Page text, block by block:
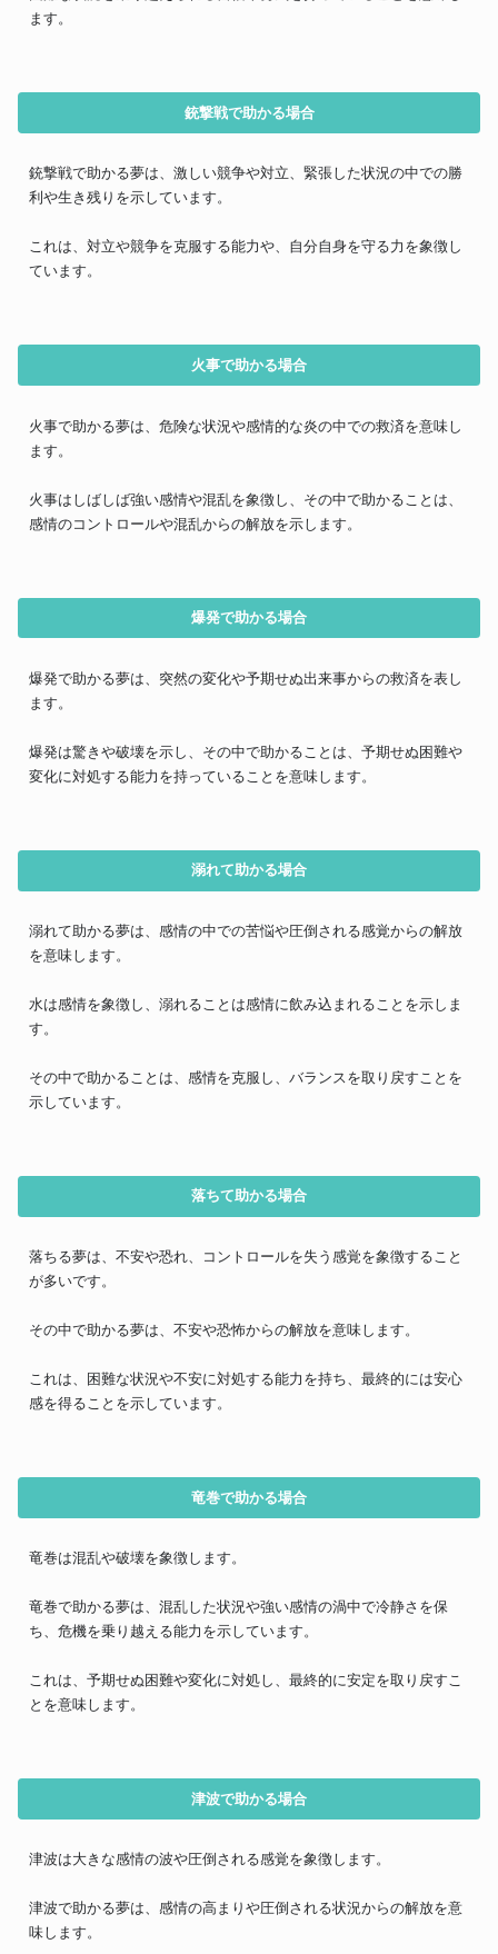
ます。
銃撃戦で助かる場合
銃撃戦で助かる夢は、激しい競争や対立、緊張した状況の中での勝
利や生き残りを示しています。
これは、対立や競争を克服する能力や、自分自身を守る力を象徴し
ています。
火事で助かる場合
火事で助かる夢は、危険な状況や感情的な炎の中での救済を意味し
ます。
火事はしばしば強い感情や混乱を象徴し、その中で助かることは、
感情のコントロールや混乱からの解放を示します。
爆発で助かる場合
爆発で助かる夢は、突然の変化や予期せぬ出来事からの救済を表し
ます。
爆発は驚きや破壊を示し、その中で助かることは、予期せぬ困難や
変化に対処する能力を持っていることを意味します。
溺れて助かる場合
溺れて助かる夢は、感情の中での苦悩や圧倒される感覚からの解放
を意味します。
水は感情を象徴し、溺れることは感情に飲み込まれることを示しま
す。
その中で助かることは、感情を克服し、バランスを取り戻すことを
示しています。
落ちて助かる場合
落ちる夢は、不安や恐れ、コントロールを失う感覚を象徴すること
が多いです。
その中で助かる夢は、不安や恐怖からの解放を意味します。
これは、困難な状況や不安に対処する能力を持ち、最終的には安心
感を得ることを示しています。
竜巻で助かる場合
竜巻は混乱や破壊を象徴します。
竜巻で助かる夢は、混乱した状況や強い感情の渦中で冷静さを保
ち、危機を乗り越える能力を示しています。
これは、予期せぬ困難や変化に対処し、最終的に安定を取り戻すこ
とを意味します。
津波で助かる場合
津波は大きな感情の波や圧倒される感覚を象徴します。
津波で助かる夢は、感情の高まりや圧倒される状況からの解放を意
味します。